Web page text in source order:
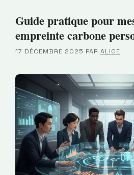
Guide pratique pour
empreinte carbone
17 DÉCEMBRE 2025 PAR ALICE